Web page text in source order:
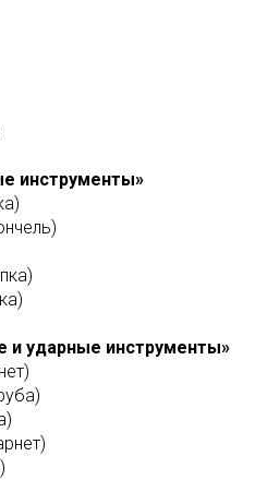
инструменты»
и ударные инструменты»